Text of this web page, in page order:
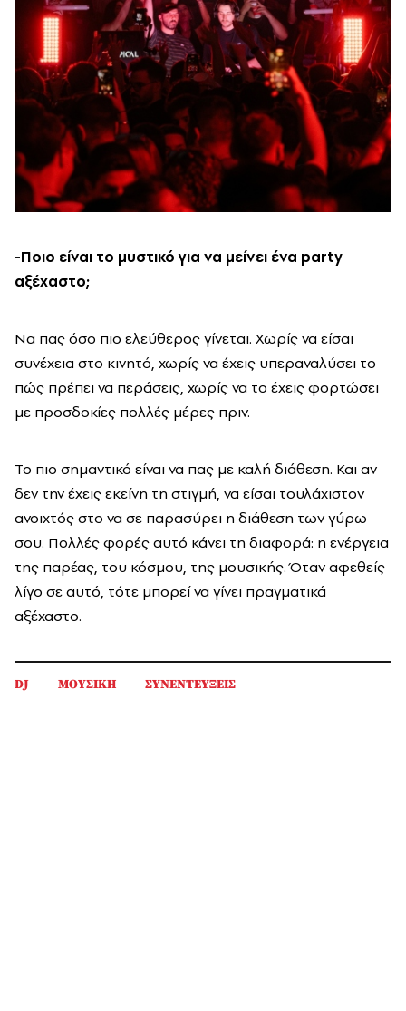
-Ποιο είναι το μυστικό για να μείνει ένα party
αξέχαστο;
Να πας όσο πιο ελεύθερος γίνεται. Χωρίς να είσαι
συνέχεια στο κινητό, χωρίς να έχεις υπεραναλύσει το
πώς πρέπει να περάσεις, χωρίς να το έχεις φορτώσει
με προσδοκίες πολλές μέρες πριν.
Το πιο σημαντικό είναι να πας με καλή διάθεση. Και αν
δεν την έχεις εκείνη τη στιγμή, να είσαι τουλάχιστον
ανοιχτός στο να σε παρασύρει η διάθεση των γύρω
σου. Πολλές φορές αυτό κάνει τη διαφορά: η ενέργεια
της παρέας, του κόσμου, της μουσικής. Όταν αφεθείς
λίγο σε αυτό, τότε μπορεί να γίνει πραγματικά
αξέχαστο.
DJ ΜΟΥΣΙΚΗ ΣΥΝΕΝΤΕΥΞΕΙΣ